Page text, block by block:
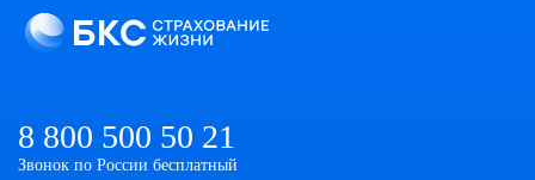
8 800 500 50 21
Звонок по России бесплатный